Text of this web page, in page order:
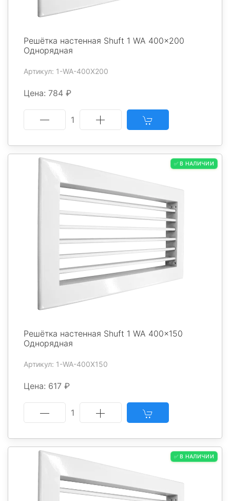
Решётка настенная Shuft 1 WA 400x200
Однорядная
Артикул: 1-WA-400X200
Цена: 784 ₽
1
✅ В НАЛИЧИИ
Решётка настенная Shuft 1 WA 400x150
Однорядная
Артикул: 1-WA-400X150
Цена: 617 ₽
1
✅ В НАЛИЧИИ